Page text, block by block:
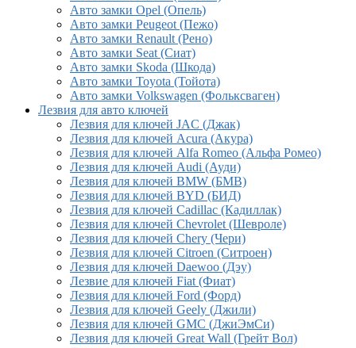
Авто замки Opel (Опель)
Авто замки Peugeot (Пежо)
Авто замки Renault (Рено)
Авто замки Seat (Сиат)
Авто замки Skoda (Шкода)
Авто замки Toyota (Тойота)
Авто замки Volkswagen (Фольксваген)
Лезвия для авто ключей
Лезвия для ключей JAC (Джак)
Лезвия для ключей Acura (Акура)
Лезвия для ключей Alfa Romeo (Альфа Ромео)
Лезвия для ключей Audi (Ауди)
Лезвия для ключей BMW (БМВ)
Лезвия для ключей BYD (БИД)
Лезвия для ключей Cadillac (Кадиллак)
Лезвия для ключей Chevrolet (Шевроле)
Лезвия для ключей Chery (Чери)
Лезвия для ключей Citroen (Ситроен)
Лезвия для ключей Daewoo (Дэу)
Лезвие для ключей Fiat (Фиат)
Лезвия для ключей Ford (Форд)
Лезвия для ключей Geely (Джили)
Лезвия для ключей GMC (ДжиЭмСи)
Лезвия для ключей Great Wall (Грейт Вол)